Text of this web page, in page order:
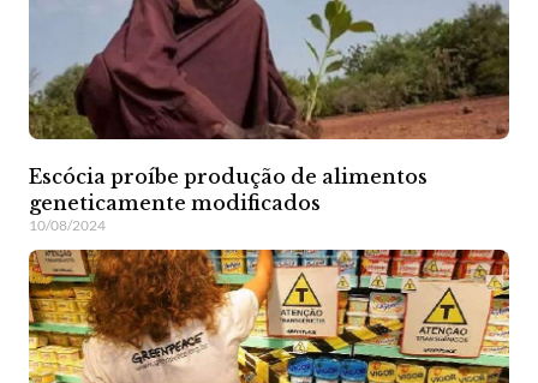
Escócia proíbe produção de alimentos
geneticamente modificados
10/08/2024